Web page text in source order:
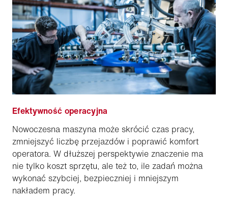
Efektywność operacyjna
Nowoczesna maszyna może skrócić czas pracy,
zmniejszyć liczbę przejazdów i poprawić komfort
operatora. W dłuższej perspektywie znaczenie ma
nie tylko koszt sprzętu, ale też to, ile zadań można
wykonać szybciej, bezpieczniej i mniejszym
nakładem pracy.